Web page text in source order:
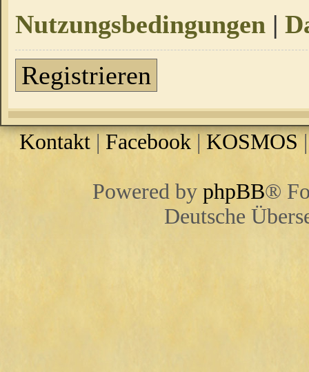
Nutzungsbedingungen |
Registrieren
Kontakt | Facebook |KOSMOS
Powered by phpBB®
Deutsche